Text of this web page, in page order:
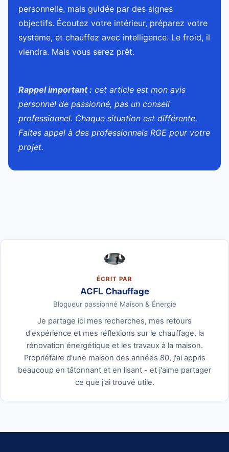
personnelle, mais guidée par des signes
objectifs. Écoutez votre intérieur, préparez votre
système, et chauffez avec intelligence. Le froid, il
viendra. Mais vous serez prêt.
Rappel important : cet article est mon avis
personnel de passionné, pas un conseil
professionnel. Chaque situation est différente.
Faites appel à des professionnels RGE pour votre
projet.
ÉCRIT PAR
ACFL Chauffage
Blogueur passionné Maison & Énergie
Je partage ici mes recherches, mes retours
d'expérience et mes réflexions sur le chauffage, la
rénovation énergétique et les travaux à la maison.
Propriétaire d'une maison des années 80, j'ai appris
beaucoup en tâtonnant et en lisant - et j'aime partager
ce que j'ai trouvé utile.